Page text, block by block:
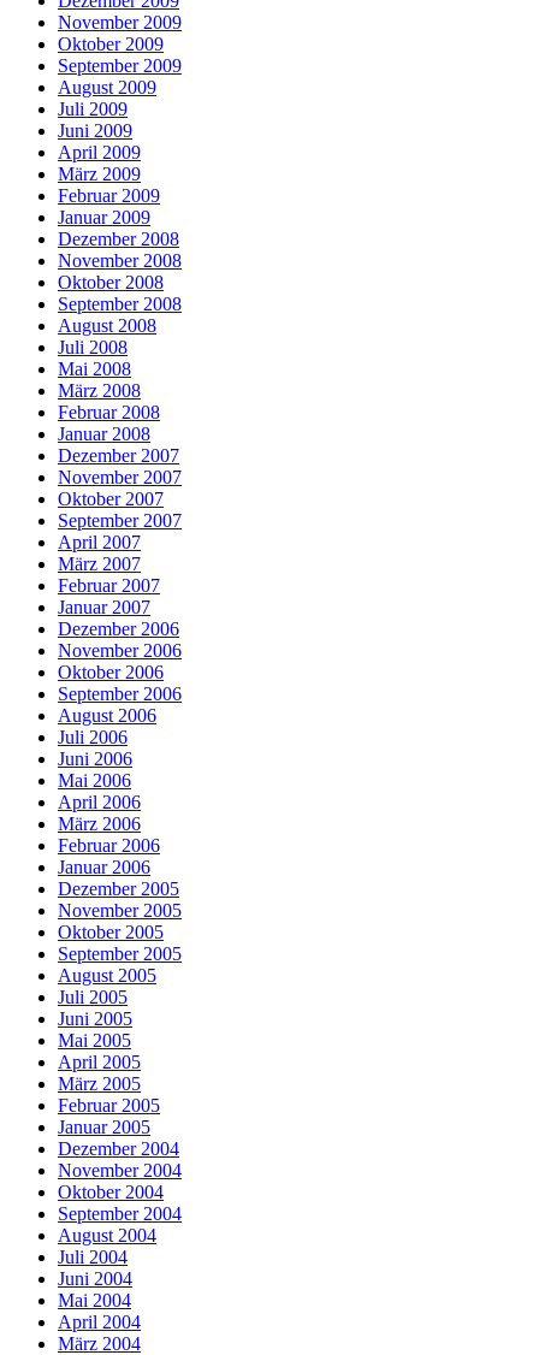
November 2009
Oktober 2009
September 2009
August 2009
Juli 2009
Juni 2009
April 2009
März 2009
Februar 2009
Januar 2009
Dezember 2008
November 2008
Oktober 2008
September 2008
August 2008
Juli 2008
Mai 2008
März 2008
Februar 2008
Januar 2008
Dezember 2007
November 2007
Oktober 2007
September 2007
April 2007
März 2007
Februar 2007
Januar 2007
Dezember 2006
November 2006
Oktober 2006
September 2006
August 2006
Juli 2006
Juni 2006
Mai 2006
April 2006
März 2006
Februar 2006
Januar 2006
Dezember 2005
November 2005
Oktober 2005
September 2005
August 2005
Juli 2005
Juni 2005
Mai 2005
April 2005
März 2005
Februar 2005
Januar 2005
Dezember 2004
November 2004
Oktober 2004
September 2004
August 2004
Juli 2004
Juni 2004
Mai 2004
April 2004
März 2004